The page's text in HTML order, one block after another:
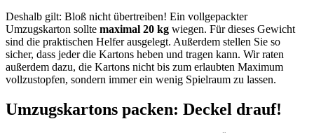
Deshalb gilt: Bloß nicht übertreiben! Ein vollgepackter
Umzugskarton sollte maximal 20 kg wiegen. Für dieses Gewicht
sind die praktischen Helfer ausgelegt. Außerdem stellen Sie so
sicher, dass jeder die Kartons heben und tragen kann. Wir raten
außerdem dazu, die Kartons nicht bis zum erlaubten Maximum
vollzustopfen, sondern immer ein wenig Spielraum zu lassen.
Umzugskartons packen: Deckel drauf!